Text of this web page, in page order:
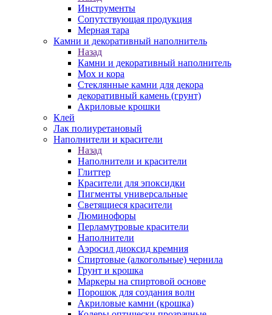
Инструменты
Сопутствующая продукция
Мерная тара
Камни и декоративный наполнитель
Назад
Камни и декоративный наполнитель
Мох и кора
Стеклянные камни для декора
декоративный камень (грунт)
Акриловые крошки
Клей
Лак полиуретановый
Наполнители и красители
Назад
Наполнители и красители
Глиттер
Красители для эпоксидки
Пигменты универсальные
Светящиеся красители
Люминофоры
Перламутровые красители
Наполнители
Аэросил диоксид кремния
Спиртовые (алкогольные) чернила
Грунт и крошка
Маркеры на спиртовой основе
Порошок для создания волн
Акриловые камни (крошка)